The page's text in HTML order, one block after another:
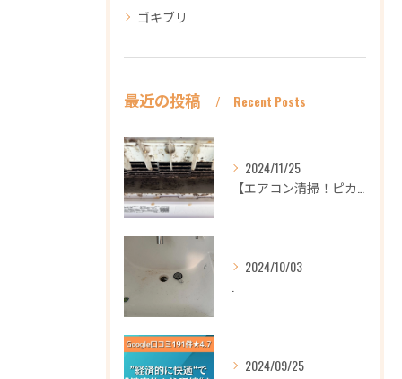
ゴキブリ
最近の投稿 Recent Posts
2024/11/25
2024/10/03
2024/09/25